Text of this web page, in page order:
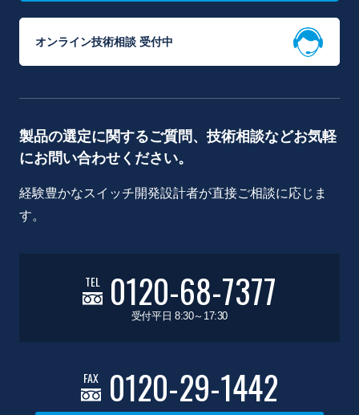
オンライン技術相談 受付中
製品の選定に関するご質問、技術相談などお気軽
にお問い合わせください。
経験豊かなスイッチ開発設計者が直接ご相談に応じま
す。
TEL 0120-68-7377
受付平日 8:30～17:30
FAX 0120-29-1442